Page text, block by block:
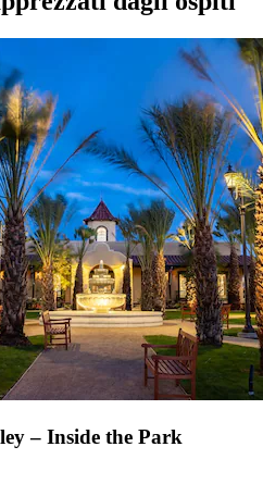
– Inside the Park